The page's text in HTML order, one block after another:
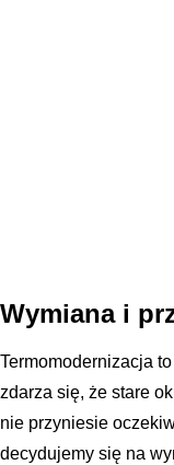
Wymiana i
Termomodernizacja
zdarza się, że stare
nie przyniesie
decydujemy się na